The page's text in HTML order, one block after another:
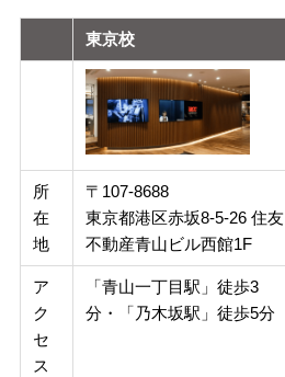
東京校
所
在
地
〒107-8688
東京都港区赤坂8-5-26 住友
不動産青山ビル西館1F
ア
ク
セ
ス
「青山一丁目駅」徒歩3
分・「乃木坂駅」徒歩5分